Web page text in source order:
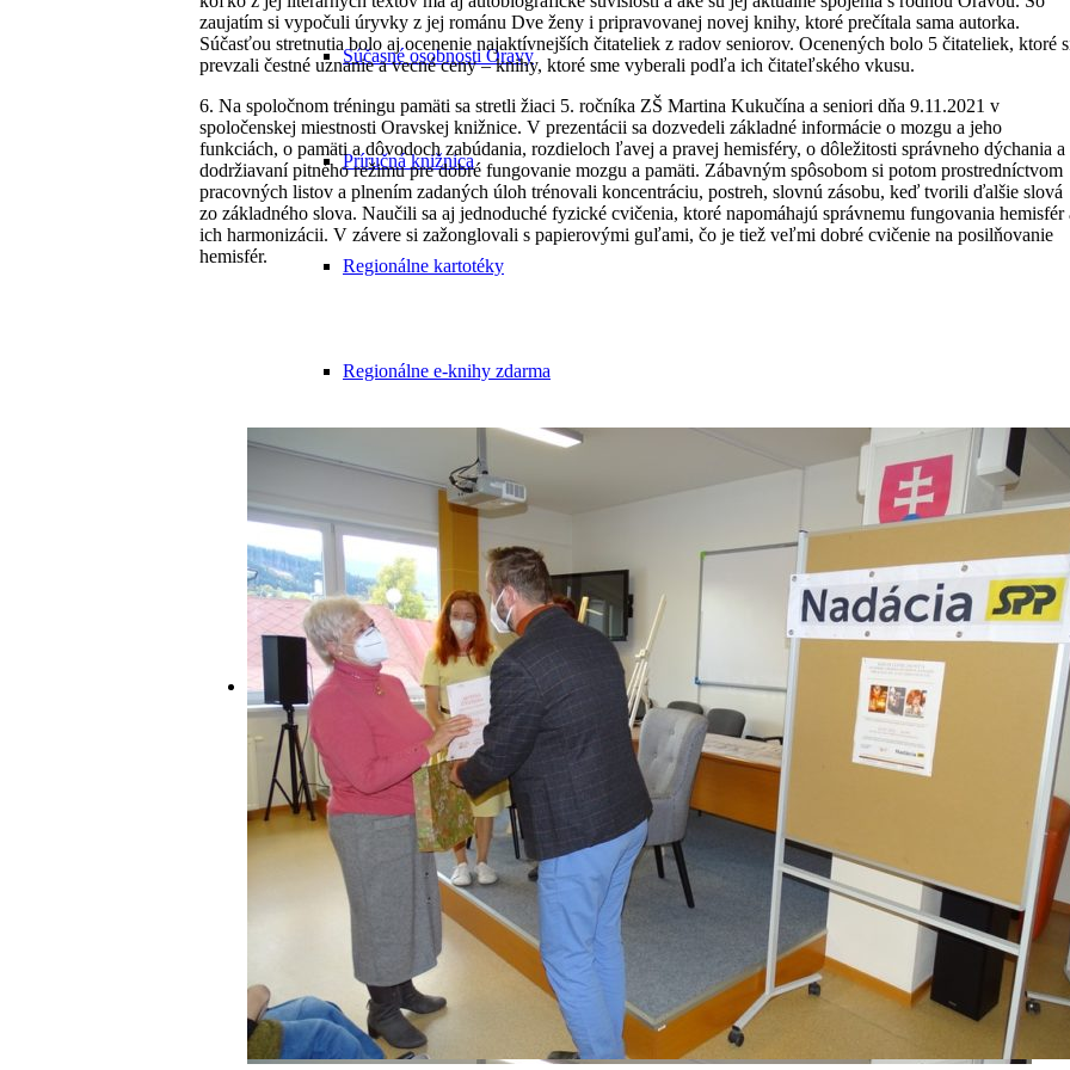
Súčasné osobnosti Oravy
Príručná knižnica
Regionálne kartotéky
Regionálne e-knihy zdarma
Cenník služieb
Elektronické platby
Podujatia
Program podujatí
Ponuka pre školy
Súťaže
zaujatím si vypočuli úryvky z jej románu Dve ženy i pripravovanej novej knihy, ktoré prečítala sama autorka.
Súčasťou stretnutia bolo aj ocenenie najaktívnejších čitateliek z radov seniorov. Ocenených bolo 5 čitateliek, ktoré
prevzali čestné uznanie a vecné ceny – knihy, ktoré sme vyberali podľa ich čitateľského vkusu.
6. Na spoločnom tréningu pamäti sa stretli žiaci 5. ročníka ZŠ Martina Kukučína a seniori dňa 9.11.2021 v
spoločenskej miestnosti Oravskej knižnice. V prezentácii sa dozvedeli základné informácie o mozgu a jeho
funkciách, o pamäti a dôvodoch zabúdania, rozdieloch ľavej a pravej hemisféry, o dôležitosti správneho dýchania a
dodržiavaní pitného režimu pre dobré fungovanie mozgu a pamäti. Zábavným spôsobom si potom prostredníctvom
pracovných listov a plnením zadaných úloh trénovali koncentráciu, postreh, slovnú zásobu, keď tvorili ďalšie slová
zo základného slova. Naučili sa aj jednoduché fyzické cvičenia, ktoré napomáhajú správnemu fungovania hemisfér
ich harmonizácii. V závere si zažonglovali s papierovými guľami, čo je tiež veľmi dobré cvičenie na posilňovanie
hemisfér.